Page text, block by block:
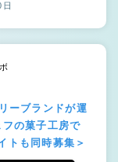
ーブランドが運
フの菓子工房で
トも同時募集＞